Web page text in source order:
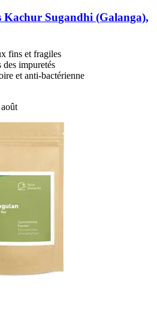
Kachur Sugandhi (Galanga),
fins et fragiles
des impuretés
et anti-bactérienne